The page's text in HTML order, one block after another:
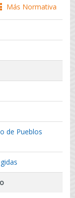
icono
Más Normativa
de Pueblos